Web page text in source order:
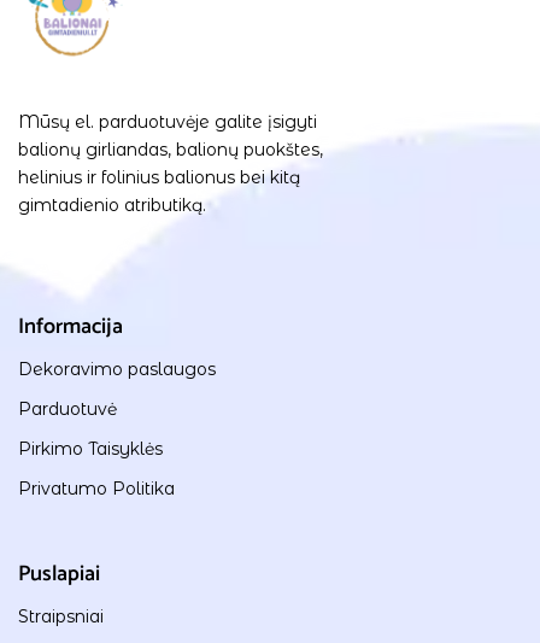
Mūsų el. parduotuvėje galite įsigyti
balionų girliandas, balionų puokštes,
helinius ir folinius balionus bei kitą
gimtadienio atributiką.
Informacija
Dekoravimo paslaugos
Parduotuvė
Pirkimo Taisyklės
Privatumo Politika
Puslapiai
Straipsniai